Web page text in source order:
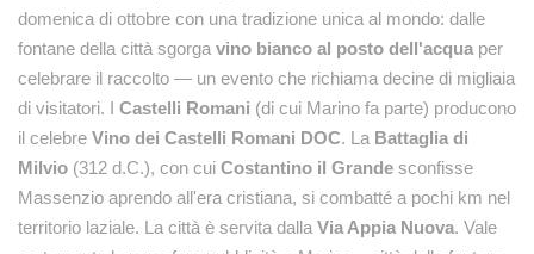
domenica di ottobre con una tradizione unica al mondo: dalle
fontane della città sgorga vino bianco al posto dell'acqua per
celebrare il raccolto — un evento che richiama decine di migliaia
di visitatori. I Castelli Romani (di cui Marino fa parte) producono
il celebre Vino dei Castelli Romani DOC. La Battaglia di
Milvio (312 d.C.), con cui Costantino il Grande sconfisse
Massenzio aprendo all'era cristiana, si combatté a pochi km nel
territorio laziale. La città è servita dalla Via Appia Nuova. Vale